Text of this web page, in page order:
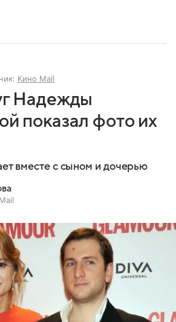
Кино Mail
Надежды
показал фото их
вместе с сыном и дочерью